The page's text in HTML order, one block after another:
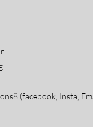
(facebook, Insta,